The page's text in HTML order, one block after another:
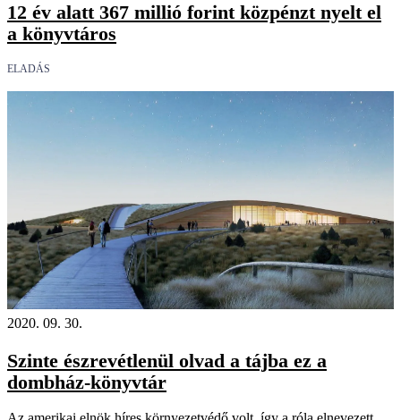
12 év alatt 367 millió forint közpénzt nyelt el
a könyvtáros
ELADÁS
2020. 09. 30.
Szinte észrevétlenül olvad a tájba ez a
dombház-könyvtár